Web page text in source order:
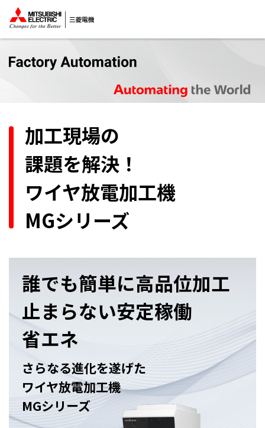
加工現場の
課題を解決！
ワイヤ放電加工機
MGシリーズ
誰でも簡単に高品位加工
止まらない安定稼働
省エネ
さらなる進化を遂げた
ワイヤ放電加工機
MGシリーズ